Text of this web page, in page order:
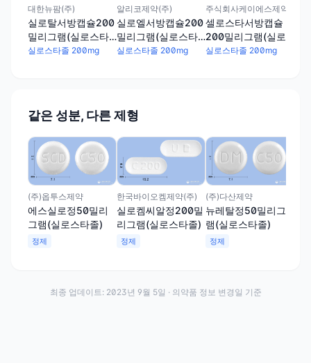
대한뉴팜(주)
실로탈서방캡슐200
밀리그램(실로스타
졸)
실로스타졸 200mg
알리코제약(주)
실로엘서방캡슐200
밀리그램(실로스타
졸)
실로스타졸 200mg
주식회사케이에스제약
셀로스타서방캡슐
200밀리그램(실로
스타졸)
실로스타졸 200mg
같은 성분, 다른 제형
(주)옵투스제약
에스실로정50밀리
그램(실로스타졸)
정제
한국바이오켐제약(주)
실로켐씨알정200밀
리그램(실로스타졸)
정제
(주)다산제약
뉴레탈정50밀리그
램(실로스타졸)
정제
최종 업데이트: 2023년 9월 5일 · 의약품 정보 변경일 기준